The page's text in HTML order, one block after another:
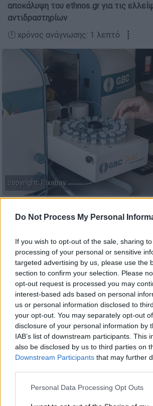
Do Not Process My Personal
If you wish to opt-out of the sale, sharing
processing of your personal or sensitive
targeted advertising by us, please use the
section to confirm your selection. Please
opt-out request is processed you may
interest-based ads based on personal
us or personal information disclosed to
your opt-out. You may separately opt-out
disclosure of your personal information by
IAB’s list of downstream participants. This
also be disclosed by us to third parties on
Downstream Participants that may further
Please note that this website/app uses one
Personal Data Processing Opt Outs
αποκάλυψη του ethnos.gr για τις
αντιδραστηρίων
🕛 χρόνος ανάγνωσης: 1 λεπτό ┋
copyright: Pixabay
Προσθέστε το ΕΘΝΟΣ στη
Στο θέμα των ελλείψεων των
αντιδραστηρίων για το τεστ
αναφέρθηκε ο εκπρόσωπος
Υγείας καθηγητής
Τσιόδρας.Τοethnos.gr
ότι πλέον έχουν τελειώσει τα
αντιδραστήρια με αποτέλεσμα
τεστ με το σταγονόμετρο.
Γι' αυτό άλλωστε εδώ και
υπουργείο Υγείας και οΕΟΔΥ
όπως φαίνεται να
εργαστηριακό έλεγχο κυρίως